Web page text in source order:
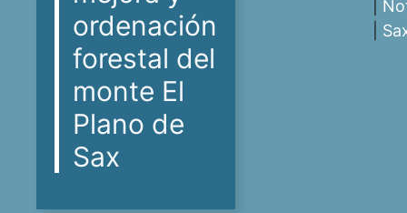
ordenación
forestal del
monte El
Plano de
Sax